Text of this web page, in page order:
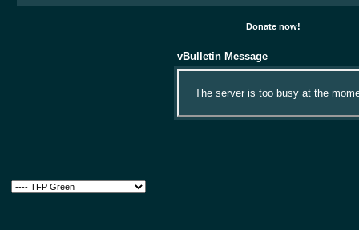
Donate now!
vBulletin Message
The server is too busy at the